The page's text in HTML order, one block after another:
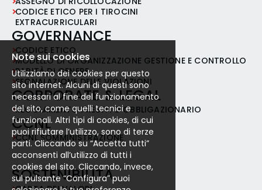
CODICE ETICO PER I TIROCINI
EXTRACURRICULARI
GOVERNANCE
CODICE ETICO
MODELLO DI ORGANIZZAZIONE GESTIONE E CONTROLLO
PARITÀ DI GENERE
SEGNALAZIONE DELLE VIOLAZIONI
CORPORATE & LEGAL
REGOLAMENTO PRESTITO OBBLIGAZIONARIO
CCNL
CCNL SOMMINISTRAZIONE
SOSTENIBILITÀ
Note sui cookies
Utilizziamo dei cookies per questo
sito internet. Alcuni di questi sono
necessari al fine del funzionamento
del sito, come quelli tecnici e
funzionali. Altri tipi di cookies, di cui
puoi rifiutare l’utilizzo, sono di terze
parti. Cliccando su “Accetta tutti”
acconsenti all’utilizzo di tutti i
cookies del sito. Cliccando, invece,
sul pulsante “Configura” puoi